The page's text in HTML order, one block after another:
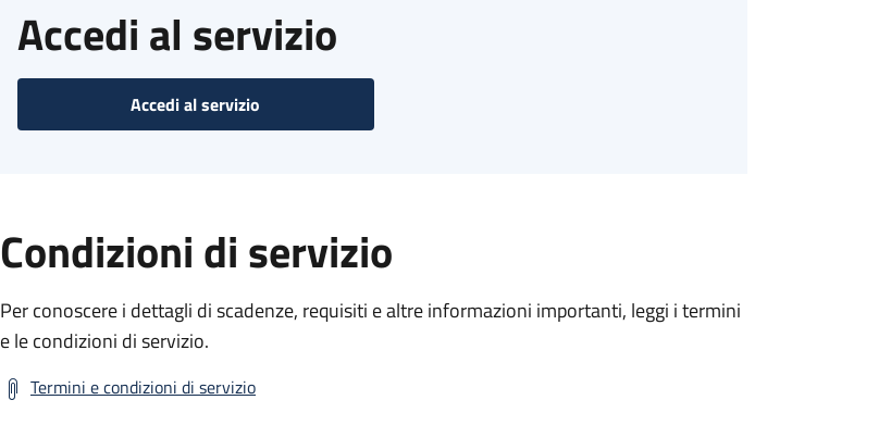
Accedi al servizio
Accedi al servizio
Condizioni di servizio
Per conoscere i dettagli di scadenze, requisiti e altre informazioni importanti, leggi i termini
e le condizioni di servizio.
Termini e condizioni di servizio